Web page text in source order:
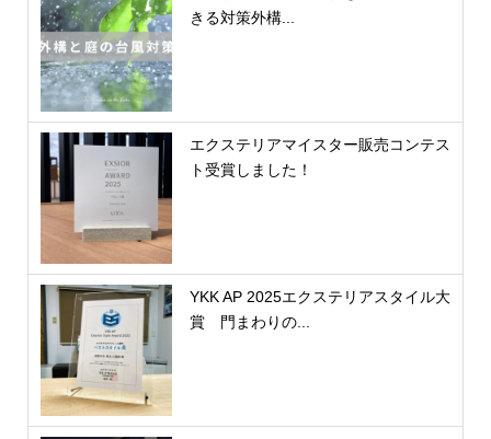
きる対策外構...
エクステリアマイスター販売コンテス
ト受賞しました！
YKK AP 2025エクステリアスタイル大
賞 門まわりの...